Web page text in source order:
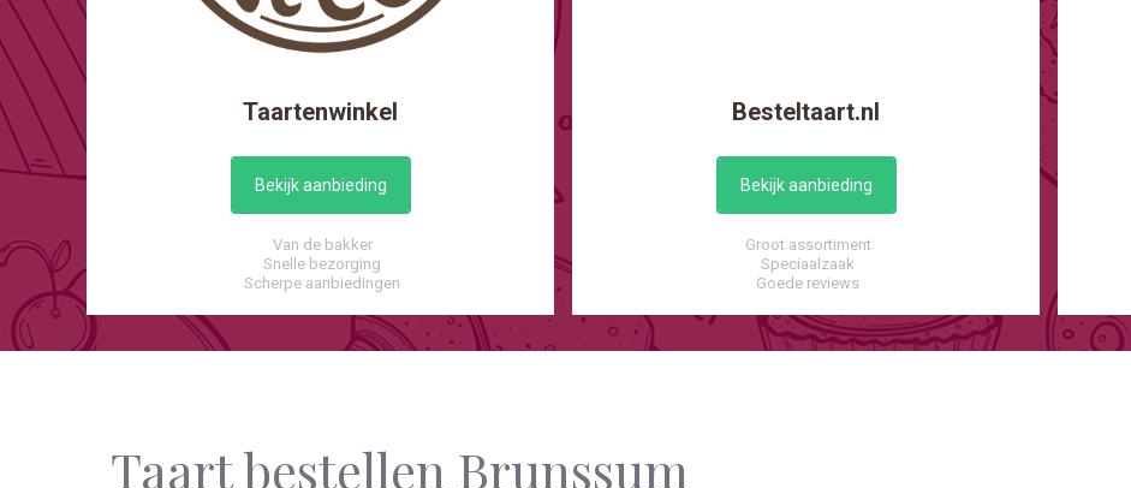
Taartenwinkel
Bekijk aanbieding
Van de bakker
Snelle bezorging
Scherpe aanbiedingen
Besteltaart.nl
Bekijk aanbieding
Groot assortiment
Speciaalzaak
Goede reviews
Taart bestellen Brunssum